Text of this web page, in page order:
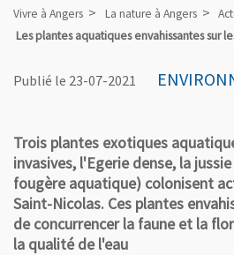
Vivre à Angers La nature à Angers
Les plantes aquatiques envahissantes sur
Publié le 23-07-2021
Trois plantes exotiques
invasives, l'Egerie dense, la
fougère aquatique) colonisent
Saint-Nicolas. Ces plantes
de concurrencer la faune et la
la qualité de l'eau